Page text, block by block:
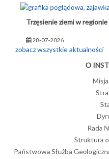
Trzęsienie ziemi w
28-07-2026
zobacz wszystkie aktualności
O
Rada
Struktura
Państwowa Służba